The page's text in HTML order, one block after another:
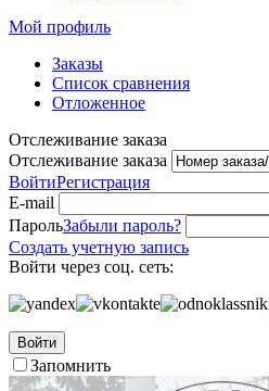
Мой профиль
Заказы
Список сравнения
Отложенное
Отслеживание заказа
Отслеживание заказа
ВойтиРегистрация
E-mail
ПарольЗабыли пароль?
Создать учетную запись
Войти через соц. сеть:
Войти
Запомнить